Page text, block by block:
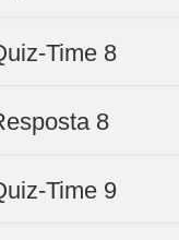
Time 8
8
Time 9